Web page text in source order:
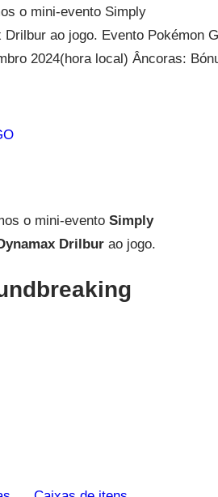
o mini-evento Simply
ao jogo. Evento Pokémon
2024(hora local) Âncoras:
o mini-evento Simply
Drilburao jogo.